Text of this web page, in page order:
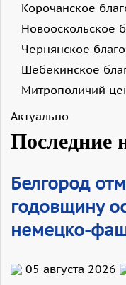
Корочанское
Новооскольское
Чернянское
Шебекинское
Митрополичий
Актуально
Последние
Белгород
годовщину
немецко-
05 августа 2026